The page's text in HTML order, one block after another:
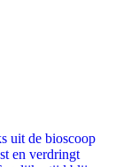
uit de bioscoop
en verdringt